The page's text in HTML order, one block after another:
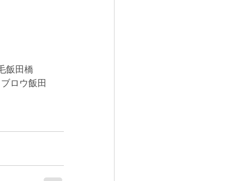
飯田橋
ロウ飯田